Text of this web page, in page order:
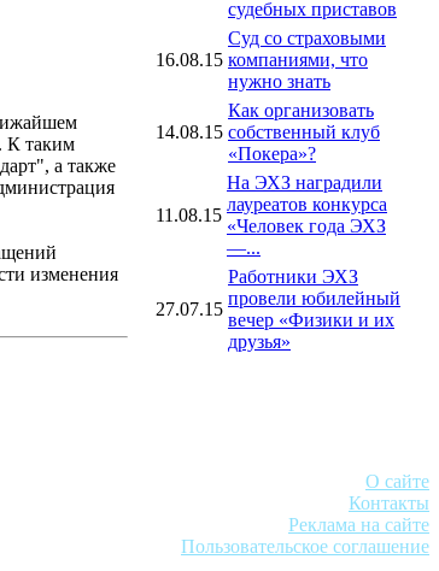
К таким
а также
изменения
судебных приставов
16.08.15
Суд со страховыми
компаниями, что
нужно знать
14.08.15
Как организовать
собственный клуб
«Покера»?
11.08.15
На ЭХЗ наградили
лауреатов конкурса
«Человек года ЭХЗ
—...
27.07.15
Работники ЭХЗ
провели юбилейный
вечер «Физики и их
друзья»
О сайте
Контакты
Реклама на сайте
Пользовательское соглашение